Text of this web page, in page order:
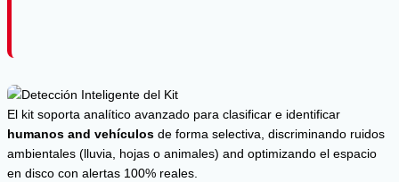
El kit soporta analítico avanzado para clasificar e identificar
humanos and vehículos de forma selectiva, discriminando ruidos
ambientales (lluvia, hojas o animales) and optimizando el espacio
en disco con alertas 100% reales.